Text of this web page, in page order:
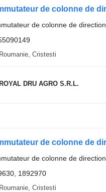
de colonne de direction
Roumanie, Cristesti
DRU AGRO S.R.L.
de colonne de direction
1892970
Roumanie, Cristesti